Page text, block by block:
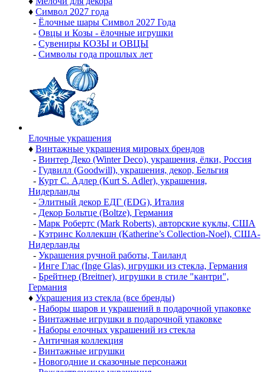
♦ Символ 2027 года
- Ёлочные шары Символ 2027 Года
- Овцы и Козы - ёлочные игрушки
- Сувениры КОЗЫ и ОВЦЫ
- Символы года прошлых лет
Елочные украшения
♦ Винтажные украшения мировых брендов
- Винтер Деко (Winter Deco), украшения, ёлки, Россия
- Гудвилл (Goodwill), украшения, декор, Бельгия
- Курт С. Адлер (Kurt S. Adler), украшения,
Нидерланды
- Элитный декор ЕДГ (EDG), Италия
- Декор Больтце (Boltze), Германия
- Марк Робертс (Mark Roberts), авторские куклы, США
- Кэтринс Коллекшн (Katherine’s Collection-Noel), США-
Нидерланды
- Украшения ручной работы, Таиланд
- Инге Глас (Inge Glas), игрушки из стекла, Германия
- Брейтнер (Breitner), игрушки в стиле "кантри",
Германия
♦ Украшения из стекла (все бренды)
- Наборы шаров и украшений в подарочной упаковке
- Винтажные игрушки в подарочной упаковке
- Наборы елочных украшений из стекла
- Античная коллекция
- Винтажные игрушки
- Новогодние и сказочные персонажи